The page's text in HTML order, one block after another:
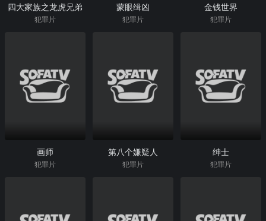
四大家族之龙虎兄弟
犯罪片
蒙眼缉凶
犯罪片
金钱世界
犯罪片
画师
犯罪片
第八个嫌疑人
犯罪片
绅士
犯罪片